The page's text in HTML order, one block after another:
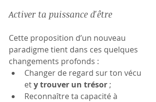
Activer ta puissance d'être
Cette proposition d’un nouveau
paradigme tient dans ces quelques
changements profonds :
Changer de regard sur ton vécu
et y trouver un trésor ;
Reconnaître ta capacité à